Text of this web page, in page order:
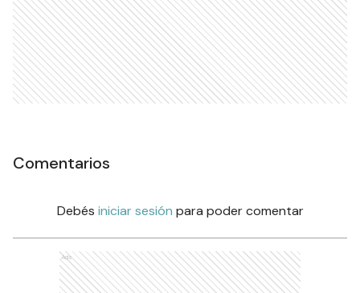
Comentarios
Debés iniciar sesión para poder comentar
Ads